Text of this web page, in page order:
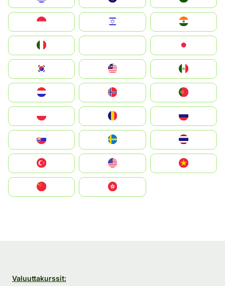
South Korea
United States
中國香港特別行政區
Valuuttakurssit: